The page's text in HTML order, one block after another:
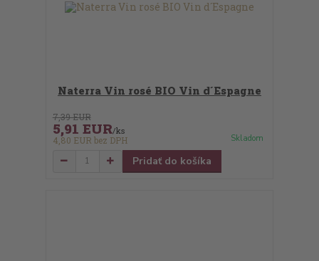
Naterra Vin rosé BIO Vin d´Espagne
7,39 EUR
5,91 EUR/ks
4,80 EUR bez DPH Skladom
Pridať do košíka